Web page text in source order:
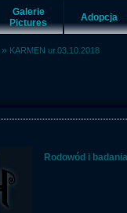
Galerie
Pictures
Adopcja
» KARMEN ur.03.10.2018
Rodowód i badania